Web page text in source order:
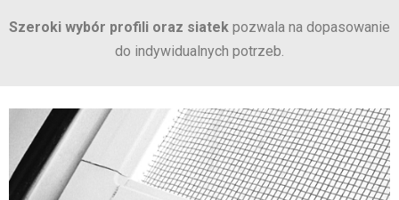
Szeroki wybór profili oraz siatek pozwala na dopasowanie
do indywidualnych potrzeb.